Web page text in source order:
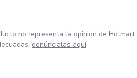
no representa la opinión de Hotmart.
denúncialas aquí